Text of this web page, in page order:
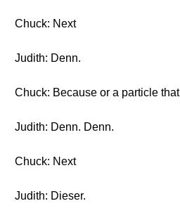
Chuck: Next
Judith: Denn.
Chuck: Because or a particle
Judith: Denn. Denn.
Chuck: Next
Judith: Dieser.